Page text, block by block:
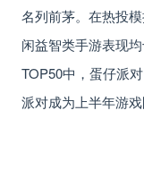
名列前茅。在热投
闲益智类手游表现均
TOP50中， 蛋仔派
派对成为上半年游戏